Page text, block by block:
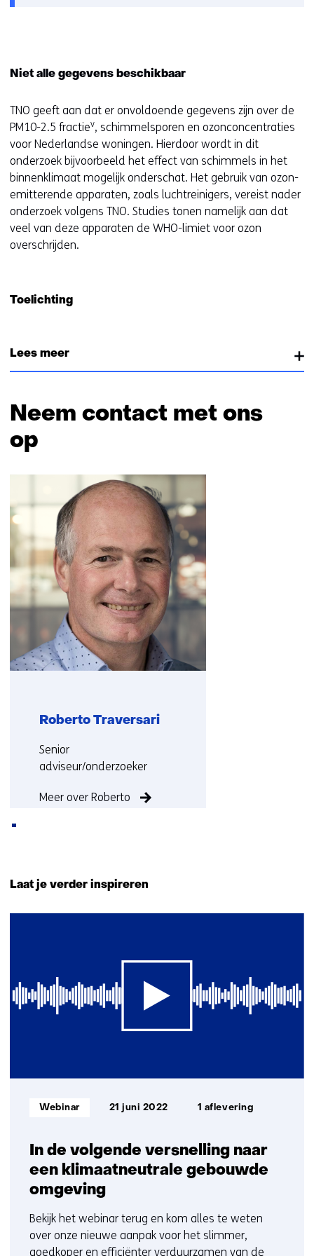
Niet alle gegevens beschikbaar
TNO geeft aan dat er onvoldoende gegevens zijn over de
PM10-2.5 fractiev, schimmelsporen en ozonconcentraties
voor Nederlandse woningen. Hierdoor wordt in dit
onderzoek bijvoorbeeld het effect van schimmels in het
binnenklimaat mogelijk onderschat. Het gebruik van ozon-
emitterende apparaten, zoals luchtreinigers, vereist nader
onderzoek volgens TNO. Studies tonen namelijk aan dat
veel van deze apparaten de WHO-limiet voor ozon
overschrijden.
Toelichting
Lees meer
Neem contact met ons
op
over
(Neem
contact
met
ons
op)
Roberto Traversari
Functie:
Senior
adviseur/onderzoeker
Meer over Roberto
(Neem
ons
Laat je verder inspireren
In de volgende versnelling naar
een klimaatneutrale gebouwde
omgeving
Informatietype:
Webinar 21 juni 2022 1 aflevering
Bekijk het webinar terug en kom alles te weten
over onze nieuwe aanpak voor het slimmer,
goedkoper en efficiënter verduurzamen van de